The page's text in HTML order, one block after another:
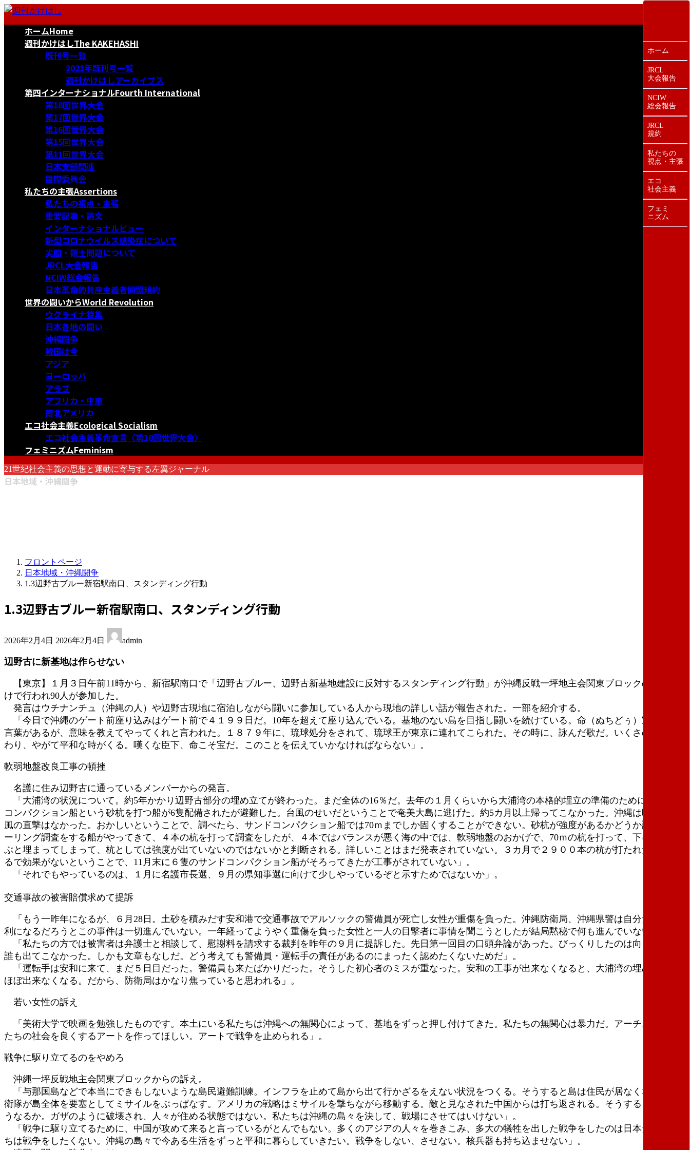
コ
ナ
ホームHome
週刊かけはしThe KAKEHASHI
既刊号一覧
2021年既刊号一覧
週刊かけはしアーカイブス
第四インターナショナルFourth International
第18回世界大会
第17回世界大会
第16回世界大会
第15回世界大会
第11回世界大会
日本支部関連
国際委員会
私たちの主張Assertions
私たちの視点・主張
重要記事・論文
インターナショナルビュー
新型コロナウイルス感染症について
尖閣・領土問題について
JRCL大会報告
NCIW総会報告
日本革命的共産主義者同盟規約
世界の闘いからWorld Revolution
ウクライナ特集
日本各地の闘い
沖縄闘争
韓国は今
アジア
ヨーロッパ
アラブ
アフリカ・中東
南北アメリカ
エコ社会主義Ecological Socialism
エコ社会主義革命宣言〈第18回世界大会〉
フェミニズムFeminism
21世紀社会主義の思想と運動に寄与する左翼ジャーナル
日本地域・沖縄闘争
フロントページ
日本地域・沖縄闘争
1.3辺野古ブルー新宿駅南口、スタンディング行動
1.3辺野古ブルー新宿駅南口、スタンディング行動
2026年2月4日 終
新
時
:
2026年2月4日 admin
辺野古に新基地は作らせない
【東京】１月３日午前11時から、新宿駅南口で「辺野古ブルー、辺野古新基地建設に反対するスタンディング行動」が沖縄反戦一坪地主会関東ブロックの呼びか
けで行われ90人が参加した。
発言はウチナンチュ（沖縄の人）や辺野古現地に宿泊しながら闘いに参加している人から現地の詳しい話が報告された。一部を紹介する。
「今日で沖縄のゲート前座り込みはゲート前で４１９９日だ。10年を超えて座り込んでいる。基地のない島を目指し闘いを続けている。命（ぬちどぅ）宝という
言葉があるが、意味を教えてやってくれと言われた。１８７９年に、琉球処分をされて、琉球王が東京に連れてこられた。その時に、詠んだ歌だ。いくさの世が終
わり、やがて平和な時がくる。嘆くな臣下、命こそ宝だ。このことを伝えていかなければならない」。
軟弱地盤改良工事の頓挫
名護に住み辺野古に通っているメンバーからの発言。
「大浦湾の状況について。約5年かかり辺野古部分の埋め立てが終わった。まだ全体の16％だ。去年の１月くらいから大浦湾の本格的埋立の準備のために、サンド
コンパクション船という砂杭を打つ船が6隻配備されたが避難した。台風のせいだということで奄美大島に逃げた。約5カ月以上帰ってこなかった。沖縄は昨年は台
風の直撃はなかった。おかしいということで、調べたら、サンドコンパクション船では70ｍまでしか固くすることができない。砂杭が強度があるかどうか調べるボ
ーリング調査をする船がやってきて、４本の杭を打って調査をしたが、４本ではバランスが悪く海の中では、軟弱地盤のおかげで、70ｍの杭を打って、下にずぶず
ぶと埋まってしまって、杭としては強度が出ていないのではないかと判断される。詳しいことはまだ発表されていない。３カ月で２９００本の杭が打たれたが、ま
るで効果がないということで、11月末に６隻のサンドコンパクション船がそろってきたが工事がされていない」。
「それでもやっているのは、１月に名護市長選、９月の県知事選に向けて少しやっているぞと示すためではないか」。
交通事故の被害賠償求めて提訴
「もう一昨年になるが、６月28日。土砂を積みだす安和港で交通事故でアルソックの警備員が死亡し女性が重傷を負った。沖縄防衛局、沖縄県警は自分たちに不
利になるだろうとこの事件は一切進んでいない。一年経ってようやく重傷を負った女性と一人の目撃者に事情を聞こうとしたが結局黙秘で何も進んでいない」。
「私たちの方では被害者は弁護士と相談して、慰謝料を請求する裁判を昨年の９月に提訴した。先日第一回目の口頭弁論があった。びっくりしたのは向こう側は
誰も出てこなかった。しかも文章もなしだ。どう考えても警備員・運転手の責任があるのにまったく認めたくないためだ」。
「運転手は安和に来て、まだ５日目だった。警備員も来たばかりだった。そうした初心者のミスが重なった。安和の工事が出来なくなると、大浦湾の埋め立てが
ほぼ出来なくなる。だから、防衛局はかなり焦っていると思われる」。
若い女性の訴え
「美術大学で映画を勉強したものです。本土にいる私たちは沖縄への無関心によって、基地をずっと押し付けてきた。私たちの無関心は暴力だ。アーチストは私
たちの社会を良くするアートを作ってほしい。アートで戦争を止められる」。
戦争に駆り立てるのをやめろ
沖縄一坪反戦地主会関東ブロックからの訴え。
「与那国島などで本当にできもしないような島民避難訓練。インフラを止めて島から出て行かざるをえない状況をつくる。そうすると島は住民が居なくなり、自
衛隊が島全体を要塞としてミサイルをぶっぱなす。アメリカの戦略はミサイルを撃ちながら移動する。敵と見なされた中国からは打ち返される。そうすると島はど
うなるか。ガザのように破壊され、人々が住める状態ではない。私たちは沖縄の島々を決して、戦場にさせてはいけない」。
「戦争に駆り立てるために、中国が攻めて来ると言っているがとんでもない。多くのアジアの人々を巻きこみ、多大の犠牲を出した戦争をしたのは日本だ。私た
ちは戦争をしたくない。沖縄の島々で今ある生活をずっと平和に暮らしていきたい。戦争をしない、させない。核兵器も持ち込ませない」。
ホーム
JRCL
大会報告
NCIW
総会報告
JRCL
規約
私たちの
視点・主張
エコ
社会主義
フェミ
ニズム